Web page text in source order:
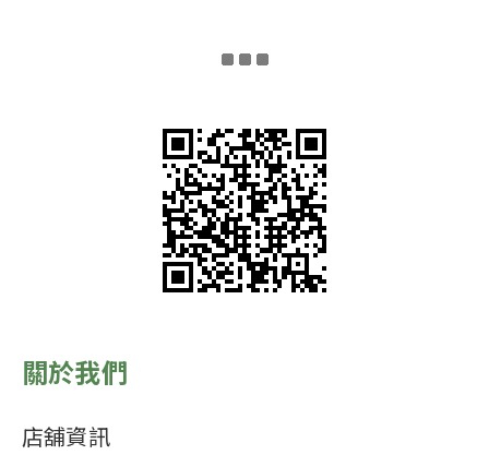
關於我們
店舖資訊